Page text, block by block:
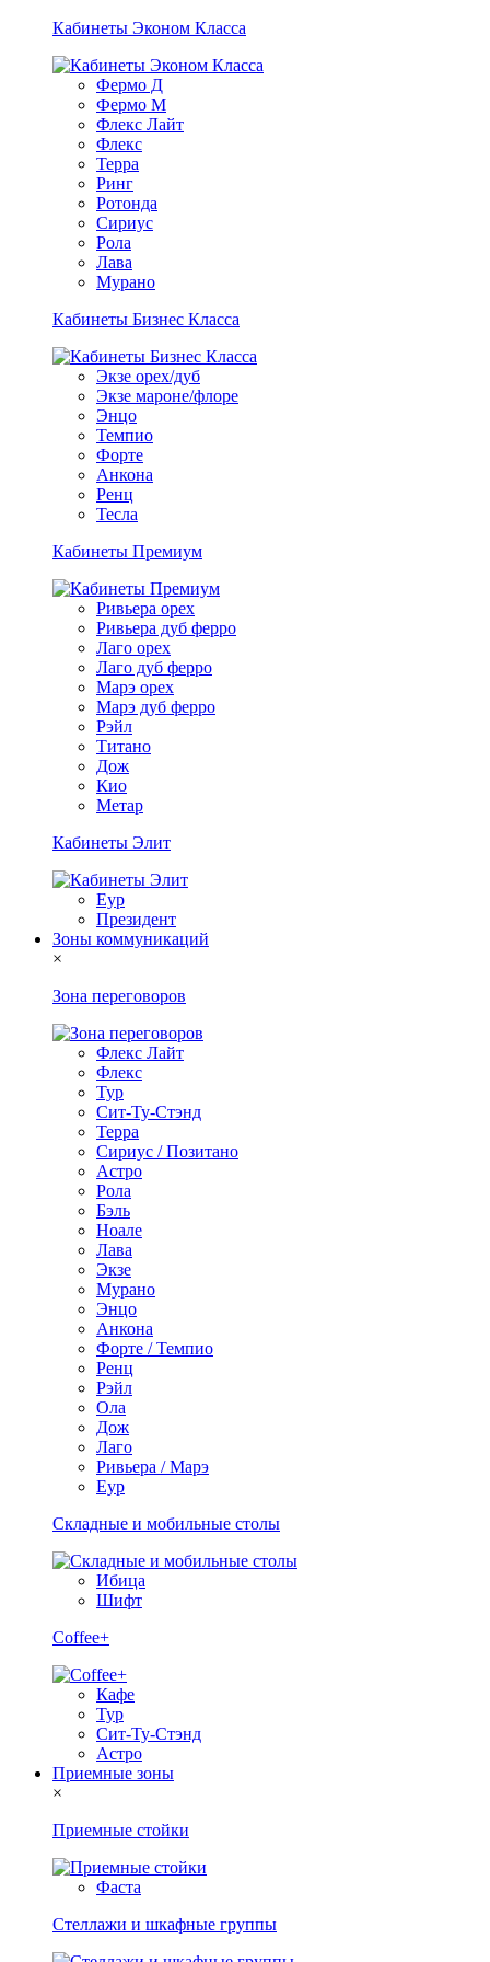
Кабинеты Эконом Класса
Фермо Д
Фермо М
Флекс Лайт
Флекс
Терра
Ринг
Ротонда
Сириус
Рола
Лава
Мурано
Кабинеты Бизнес Класса
Экзе орех/дуб
Экзе мароне/флоре
Энцо
Темпио
Форте
Анкона
Ренц
Тесла
Кабинеты Премиум
Ривьера орех
Ривьера дуб ферро
Лаго орех
Лаго дуб ферро
Марэ орех
Марэ дуб ферро
Рэйл
Титано
Дож
Кио
Метар
Кабинеты Элит
Еур
Президент
Зоны коммуникаций
×
Зона переговоров
Флекс Лайт
Флекс
Тур
Сит-Ту-Стэнд
Терра
Сириус / Позитано
Астро
Рола
Бэль
Ноале
Лава
Экзе
Мурано
Энцо
Анкона
Форте / Темпио
Ренц
Рэйл
Ола
Дож
Лаго
Ривьера / Марэ
Еур
Складные и мобильные столы
Ибица
Шифт
Coffee+
Кафе
Тур
Сит-Ту-Стэнд
Астро
Приемные зоны
×
Приемные стойки
Фаста
Стеллажи и шкафные группы